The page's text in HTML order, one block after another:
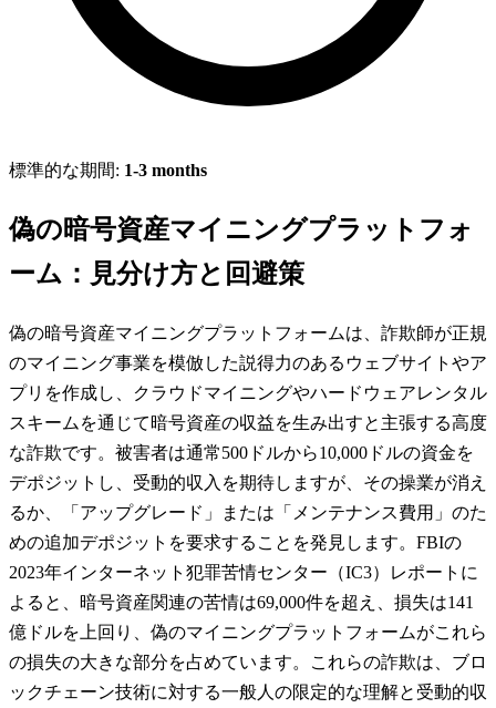
標準的な期間: 1-3 months
偽の暗号資産マイニングプラットフォ
ーム：見分け方と回避策
偽の暗号資産マイニングプラットフォームは、詐欺師が正規
のマイニング事業を模倣した説得力のあるウェブサイトやア
プリを作成し、クラウドマイニングやハードウェアレンタル
スキームを通じて暗号資産の収益を生み出すと主張する高度
な詐欺です。被害者は通常500ドルから10,000ドルの資金を
デポジットし、受動的収入を期待しますが、その操業が消え
るか、「アップグレード」または「メンテナンス費用」のた
めの追加デポジットを要求することを発見します。FBIの
2023年インターネット犯罪苦情センター（IC3）レポートに
よると、暗号資産関連の苦情は69,000件を超え、損失は141
億ドルを上回り、偽のマイニングプラットフォームがこれら
の損失の大きな部分を占めています。これらの詐欺は、ブロ
ックチェーン技術に対する一般人の限定的な理解と受動的収